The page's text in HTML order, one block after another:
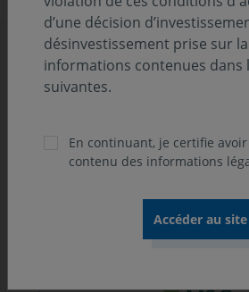
Découvrez d'autres
d’une décision
désinvestissement prise sur
informations contenues dans
suivantes.
En continuant, je certifie
contenu des informations